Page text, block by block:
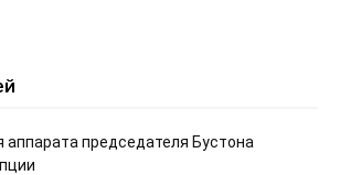
аппарата председателя Бустона